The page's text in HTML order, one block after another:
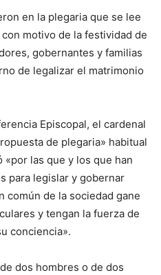
en la plegaria que se lee
motivo de la festividad de
gobernantes y familias
de legalizar el matrimonio
Episcopal, el cardenal
de plegaria» habitual
las que y los que han
para legislar y gobernar
común de la sociedad gane
y tengan la fuerza de
conciencia».
dos hombres o de dos